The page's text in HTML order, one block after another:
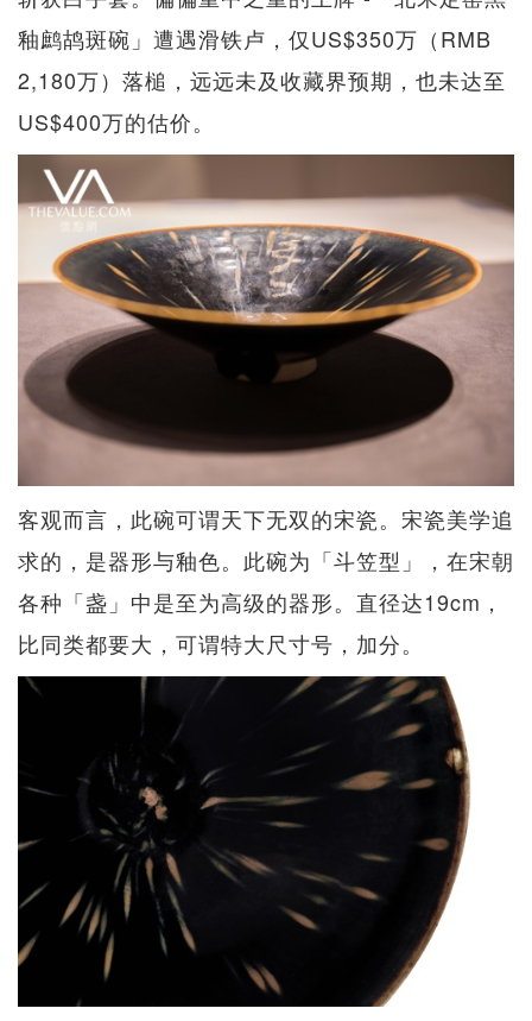
釉鹧鸪斑碗」遭遇滑铁卢，仅US$350万（RMB
2,180万）落槌，远远未及收藏界预期，也未达至
US$400万的估价。
客观而言，此碗可谓天下无双的宋瓷。宋瓷美学追
求的，是器形与釉色。此碗为「斗笠型」，在宋朝
各种「盏」中是至为高级的器形。直径达19cm，
比同类都要大，可谓特大尺寸号，加分。